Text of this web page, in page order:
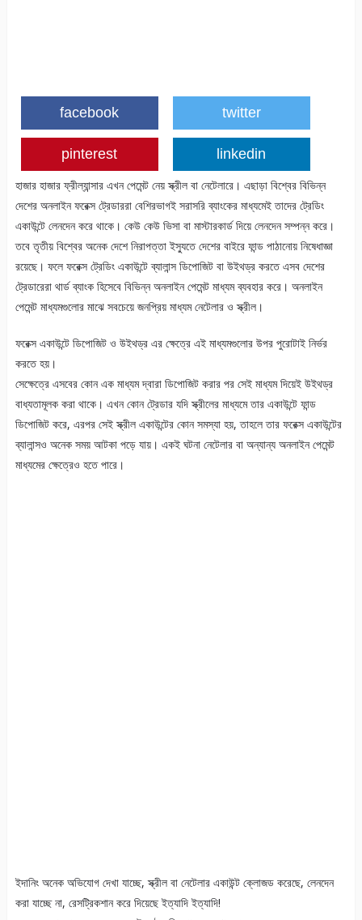
facebook twitter
pinterest linkedin
হাজার হাজার ফ্রীল্যান্সার এখন পেমেন্ট নেয় স্ক্রীল বা নেটেলারে। এছাড়া বিশ্বের বিভিন্ন
দেশের অনলাইন ফরেক্স ট্রেডাররা বেশিরভাগই সরাসরি ব্যাংকের মাধ্যমেই তাদের ট্রেডিং
একাউন্টে লেনদেন করে থাকে। কেউ কেউ ভিসা বা মাস্টারকার্ড দিয়ে লেনদেন সম্পন্ন করে।
তবে তৃতীয় বিশ্বের অনেক দেশে নিরাপত্তা ইস্যুতে দেশের বাইরে ফান্ড পাঠানোয় নিষেধাজ্ঞা
রয়েছে। ফলে ফরেক্স ট্রেডিং একাউন্টে ব্যালান্স ডিপোজিট বা উইথড্র করতে এসব দেশের
ট্রেডারেরা থার্ড ব্যাংক হিসেবে বিভিন্ন অনলাইন পেমেন্ট মাধ্যম ব্যবহার করে। অনলাইন
পেমেন্ট মাধ্যমগুলোর মাঝে সবচেয়ে জনপ্রিয় মাধ্যম নেটেলার ও স্ক্রীল।
ফরেক্স একাউন্টে ডিপোজিট ও উইথড্র এর ক্ষেত্রে এই মাধ্যমগুলোর উপর পুরোটাই নির্ভর
করতে হয়।
সেক্ষেত্রে এসবের কোন এক মাধ্যম দ্বারা ডিপোজিট করার পর সেই মাধ্যম দিয়েই উইথড্র
বাধ্যতামূলক করা থাকে। এখন কোন ট্রেডার যদি স্ক্রীলের মাধ্যমে তার একাউন্টে ফান্ড
ডিপোজিট করে, এরপর সেই স্ক্রীল একাউন্টের কোন সমস্যা হয়, তাহলে তার ফরেক্স একাউন্টের
ব্যালান্সও অনেক সময় আটকা পড়ে যায়। একই ঘটনা নেটেলার বা অন্যান্য অনলাইন পেমেন্ট
মাধ্যমের ক্ষেত্রেও হতে পারে।
ইদানিং অনেক অভিযোগ দেখা যাচ্ছে, স্ক্রীল বা নেটেলার একাউন্ট ক্লোজড করেছে, লেনদেন
করা যাচ্ছে না, রেসট্রিকশান করে দিয়েছে ইত্যাদি ইত্যাদি!